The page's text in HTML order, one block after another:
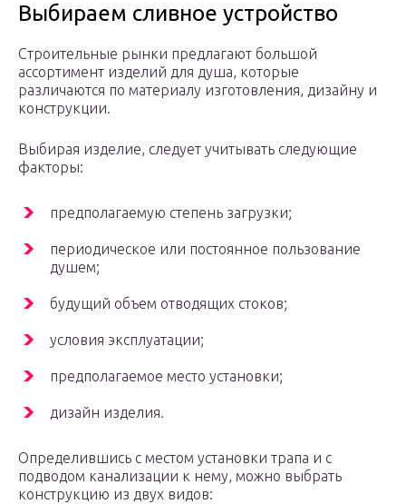
Выбираем сливное устройство
Строительные рынки предлагают большой
ассортимент изделий для душа, которые
различаются по материалу изготовления, дизайну и
конструкции.
Выбирая изделие, следует учитывать следующие
факторы:
предполагаемую степень загрузки;
периодическое или постоянное пользование
душем;
будущий объем отводящих стоков;
условия эксплуатации;
предполагаемое место установки;
дизайн изделия.
Определившись с местом установки трапа и с
подводом канализации к нему, можно выбрать
конструкцию из двух видов: